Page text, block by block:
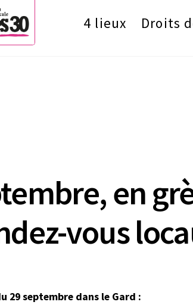
4 lieux Droits
en
vous
29 septembre dans le Gard :